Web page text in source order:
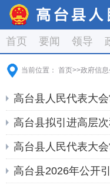
首页 要闻 领导
当前位置： 首页>>政府信